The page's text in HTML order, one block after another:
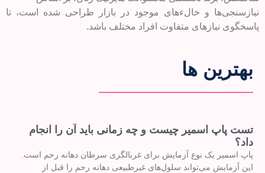
نیازسنجی‌ها و خالءهای موجود در بازار طراحی شده است، تا
پاسخگوی نیازهای متفاوت افراد مختلف باشد.
بهترین ها
تست پاپ اسمیر چیست و چه زمانی باید آن را انجام
داد؟
پاپ اسمیر یک نوع آزمایش برای غربالگری سرطان دهانه رحم است.
این آزمایش می‌تواند سلول‌های غیرطبیعی دهانه رحم را قبل از